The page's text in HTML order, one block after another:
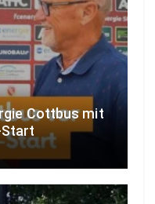
Cottbus mit